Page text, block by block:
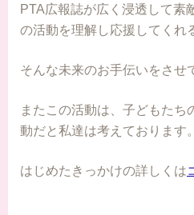
PTA広報誌が広く浸透して素
の活動を理解し応援してくれ
そんな未来のお手伝いをさせ
またこの活動は、子どもたち
動だと私達は考えております。
はじめたきっかけの詳しくは